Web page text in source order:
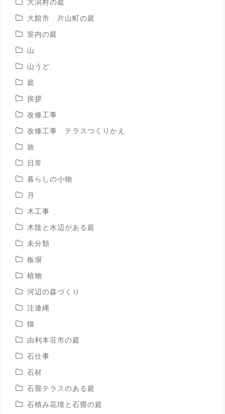
大潟村の庭
大館市 片山町の庭
室内の庭
山
山うど
庭
挨拶
改修工事
改修工事 テラスつくりかえ
旅
日常
暮らしの小物
月
木工事
木陰と水辺がある庭
未分類
板塀
植物
河辺の森づくり
注連縄
猫
由利本荘市の庭
石仕事
石材
石畳テラスのある庭
石積み花壇と石畳の庭